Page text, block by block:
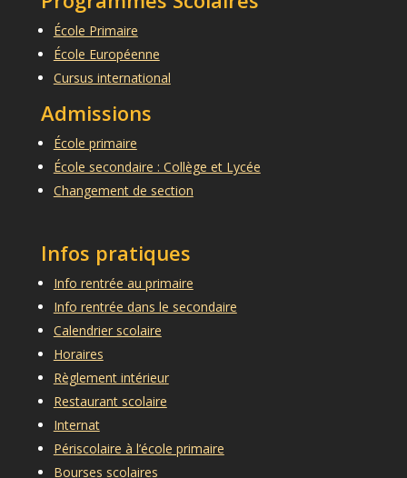
École Primaire
École Européenne
Cursus international
Admissions
École primaire
École secondaire : Collège et Lycée
Changement de section
Infos pratiques
Info rentrée au primaire
Info rentrée dans le secondaire
Calendrier scolaire
Horaires
Règlement intérieur
Restaurant scolaire
Internat
Périscolaire à l’école primaire
Bourses scolaires